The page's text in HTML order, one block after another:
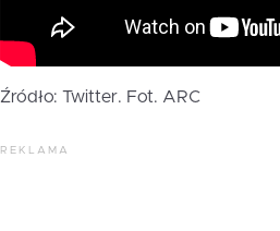
Źródło: Twitter. Fot. ARC
REKLAMA